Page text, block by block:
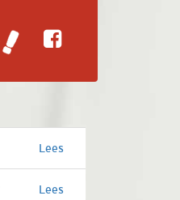
Lees
Lees